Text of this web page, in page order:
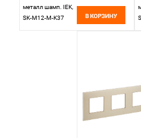
металл шамп. IEK,
SK-M12-M-K37
В КОРЗИНУ